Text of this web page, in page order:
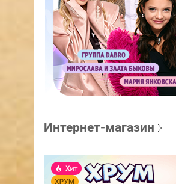
Интернет-магазин